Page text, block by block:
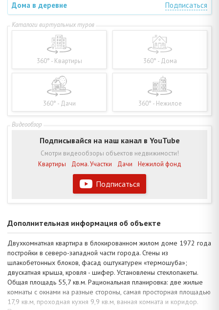
Дома в деревне Подписаться
360° - Квартиры 360° - Дома
360° - Дачи 360° - Нежилое
Подписаться
Подписывайся на наш канал в YouTube
Смотри видеообзоры объектов недвижимости!
Квартиры
Дома. Участки Дачи Нежилой фонд
Дополнительная информация об объекте
Двухкомнатная квартира в блокированном жилом доме 1972 года
постройки в северо-западной части города. Стены из
шлакобетонных блоков, фасад оштукатурен «термошуба»;
двускатная крыша, кровля - шифер. Установлены стеклопакеты.
Общая площадь 55,7 кв.м. Рациональная планировка: две жилые
комнаты с окнами на разные стороны, самая просторная площадью
17,9 кв.м, проходная кухня 9,9 кв.м, ванная комната и коридор.